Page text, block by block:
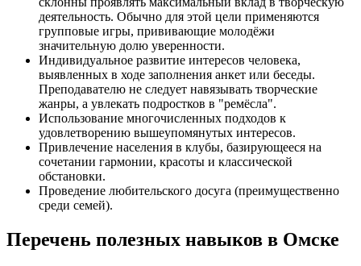
деятельность. Обычно для этой цели применяются
групповые игры, прививающие молодёжи
значительную долю уверенности.
Индивидуальное развитие интересов человека,
выявленных в ходе заполнения анкет или беседы.
Преподавателю не следует навязывать творческие
жанры, а увлекать подростков в "ремёсла".
Использование многочисленных подходов к
удовлетворению вышеупомянутых интересов.
Привлечение населения в клубы, базирующееся на
сочетании гармонии, красоты и классической
обстановки.
Проведение любительского досуга (преимущественно
среди семей).
Перечень полезных навыков в Омске